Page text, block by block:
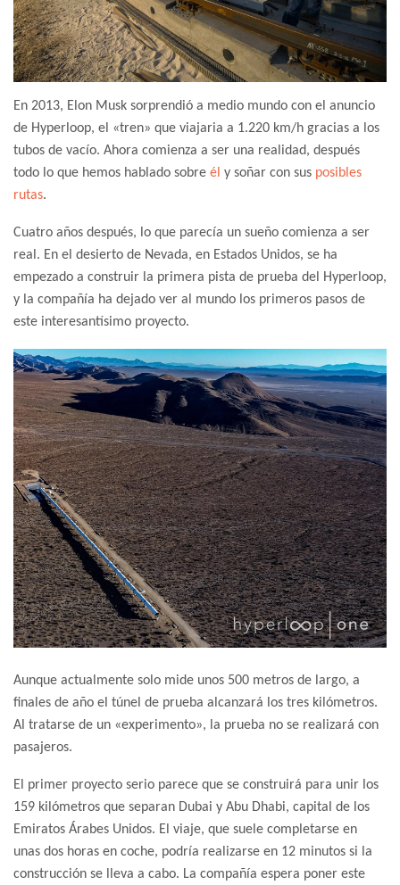
En 2013, Elon Musk sorprendió a medio mundo con el anuncio
de Hyperloop, el «tren» que viajaria a 1.220 km/h gracias a los
tubos de vacío. Ahora comienza a ser una realidad, después
todo lo que hemos hablado sobre él y soñar con sus posibles
rutas.
Cuatro años después, lo que parecía un sueño comienza a ser
real. En el desierto de Nevada, en Estados Unidos, se ha
empezado a construir la primera pista de prueba del Hyperloop,
y la compañía ha dejado ver al mundo los primeros pasos de
este interesantísimo proyecto.
Aunque actualmente solo mide unos 500 metros de largo, a
finales de año el túnel de prueba alcanzará los tres kilómetros.
Al tratarse de un «experimento», la prueba no se realizará con
pasajeros.
El primer proyecto serio parece que se construirá para unir los
159 kilómetros que separan Dubai y Abu Dhabi, capital de los
Emiratos Árabes Unidos. El viaje, que suele completarse en
unas dos horas en coche, podría realizarse en 12 minutos si la
construcción se lleva a cabo. La compañía espera poner este